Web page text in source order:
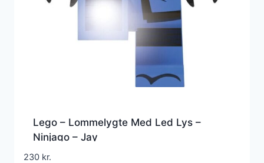
Lego – Lommelygte Med Led Lys –
Ninjago – Jay
230 kr.